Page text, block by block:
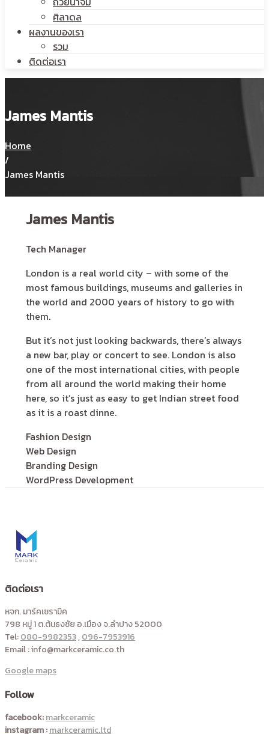
ศิลาดล
ผลงานของเรา
รวม
ติดต่อเรา
James Mantis
Home
/
James Mantis
James Mantis
Tech Manager
London is a real world city – with some of the
most famous buildings, museums and galleries in
the world and 2000 years of history to go with
them.
But it’s not just looking backwards, there’s always
a new bar, play or concert to see. London is also
one of the most international cities, with people
from all around the world making their home
here, so it’s just as easy to get Indian street food
as it is a roast dinne.
Fashion Design
Web Design
Branding Design
WordPress Development
ติดต่อเรา
หจก. มาร์คเซรามิค
798 หมู่ 1 ต.ต้นธงชัย อ.เมือง จ.ลำปาง 52000
Tel:080-9982353,096-7953916
Email : info@markceramic.co.th
Google maps
Follow
facebook:markceramic
instagram :markceramic.ltd